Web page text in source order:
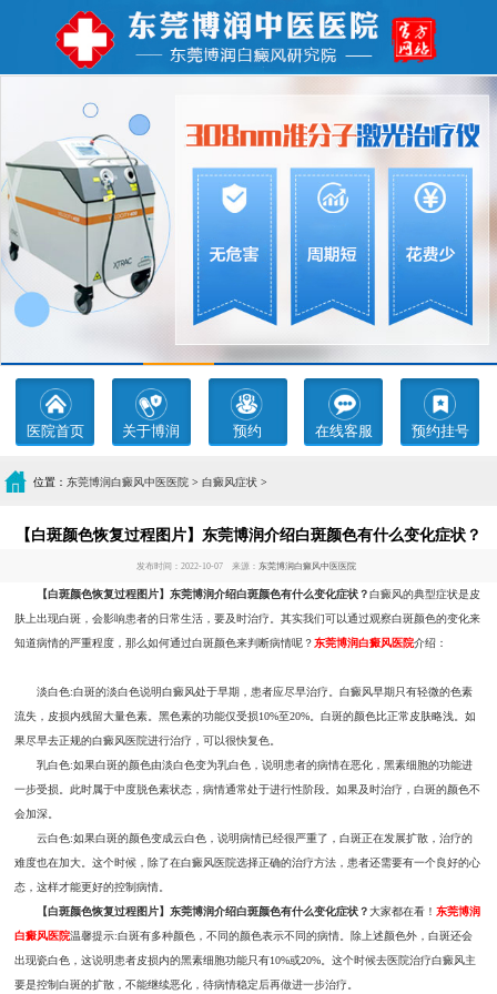
医院首页 关于博润 预约 在线客服 预约挂号
位置： 东莞博润白癜风中医医院 > 白癜风症状 >
【白斑颜色恢复过程图片】东莞博润介绍白斑颜色有什么变化症状？
发布时间：2022-10-07 来源： 东莞博润白癜风中医医院
【白斑颜色恢复过程图片】东莞博润介绍白斑颜色有什么变化症状？白癜风的典型症状是皮
肤上出现白斑，会影响患者的日常生活，要及时治疗。其实我们可以通过观察白斑颜色的变化来
知道病情的严重程度，那么如何通过白斑颜色来判断病情呢？东莞博润白癜风医院介绍：
淡白色:白斑的淡白色说明白癜风处于早期，患者应尽早治疗。白癜风早期只有轻微的色素
流失，皮损内残留大量色素。黑色素的功能仅受损10%至20%。白斑的颜色比正常皮肤略浅。如
果尽早去正规的白癜风医院进行治疗，可以很快复色。
乳白色:如果白斑的颜色由淡白色变为乳白色，说明患者的病情在恶化，黑素细胞的功能进
一步受损。此时属于中度脱色素状态，病情通常处于进行性阶段。如果及时治疗，白斑的颜色不
会加深。
云白色:如果白斑的颜色变成云白色，说明病情已经很严重了，白斑正在发展扩散，治疗的
难度也在加大。这个时候，除了在白癜风医院选择正确的治疗方法，患者还需要有一个良好的心
态，这样才能更好的控制病情。
【白斑颜色恢复过程图片】东莞博润介绍白斑颜色有什么变化症状？大家都在看！东莞博润
白癜风医院温馨提示:白斑有多种颜色，不同的颜色表示不同的病情。除上述颜色外，白斑还会
出现瓷白色，这说明患者皮损内的黑素细胞功能只有10%或20%。这个时候去医院治疗白癜风主
要是控制白斑的扩散，不能继续恶化，待病情稳定后再做进一步治疗。